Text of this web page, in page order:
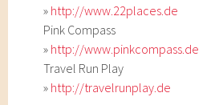
» http://www.22places.de
Pink Compass
» http://www.pinkcompass.de
Travel Run Play
» http://travelrunplay.de